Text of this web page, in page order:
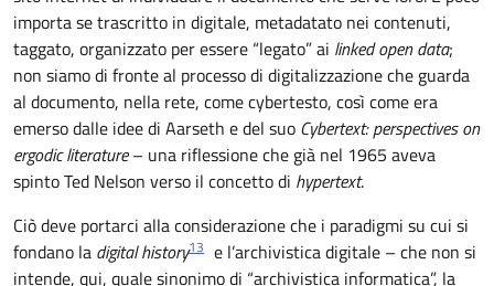
importa se trascritto in digitale, metadatato nei contenuti,
taggato, organizzato per essere “legato” ai linked open data;
non siamo di fronte al processo di digitalizzazione che guarda
al documento, nella rete, come cybertesto, così come era
emerso dalle idee di Aarseth e del suo Cybertext: perspectives on
ergodic literature– una riflessione che già nel 1965 aveva
spinto Ted Nelson verso il concetto di hypertext.
Ciò deve portarci alla considerazione che i paradigmi su cui si
fondano la digital history13 e l’archivistica digitale – che non si
intende, qui, quale sinonimo di “archivistica informatica”, la